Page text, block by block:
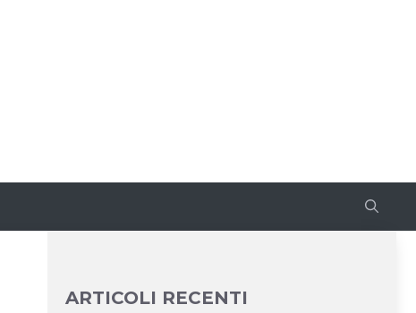
ARTICOLI RECENTI